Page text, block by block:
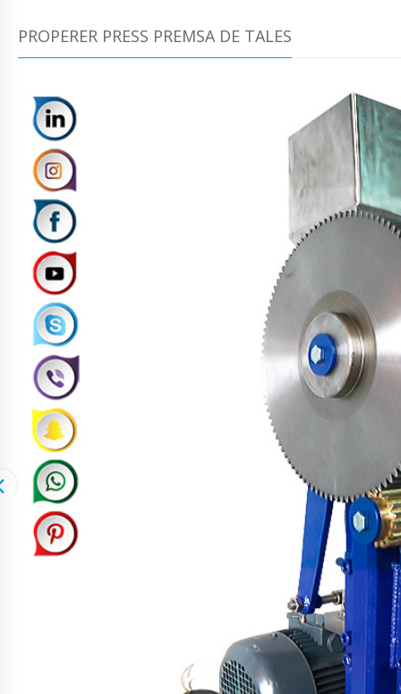
PROPERER PRESS PREMSA DE TALES